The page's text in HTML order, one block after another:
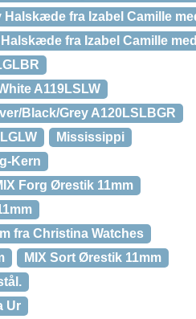
Halskæde fra Izabel Camille
fra Izabel Camille
A119LSLW
Black/Grey A120LSLBGR
Mississippi
Kern
Forg Ørestik 11mm
fra Christina Watches
MIX Sort Ørestik 11mm
Ur